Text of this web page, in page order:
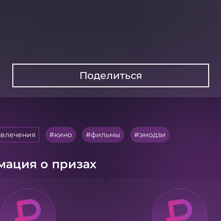
Поделиться
кино фильмы эмодзи
о призах